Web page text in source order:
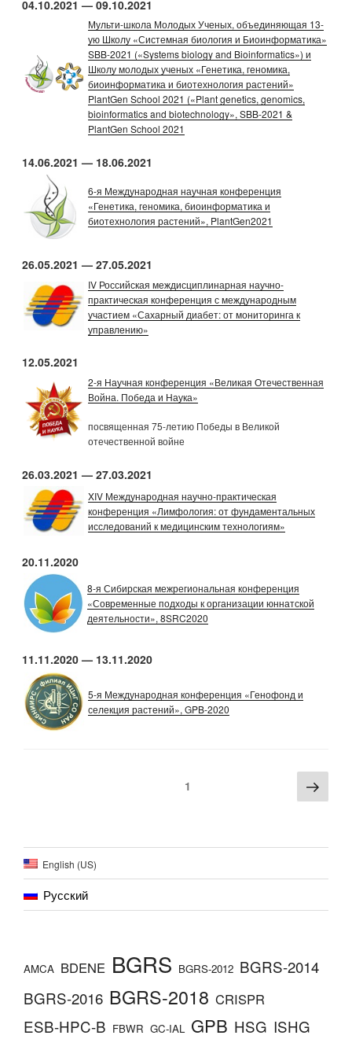
04.10.2021 — 09.10.2021
Мульти-школа Молодых Ученых, объединяющая 13-
ую Школу «Системная биология и Биоинформатика»
SBB-2021 («Systems biology and Bioinformatics») и
Школу молодых ученых «Генетика, геномика,
биоинформатика и биотехнология растений»
PlantGen School 2021 («Plant genetics, genomics,
bioinformatics and biotechnology», SBB-2021 &
PlantGen School 2021
14.06.2021 — 18.06.2021
6-я Международная научная конференция
«Генетика, геномика, биоинформатика и
биотехнология растений», PlantGen2021
26.05.2021 — 27.05.2021
IV Российская междисциплинарная научно-
практическая конференция с международным
участием «Сахарный диабет: от мониторинга к
управлению»
12.05.2021
2-я Научная конференция «Великая Отечественная
Война. Победа и Наука»
посвященная 75-летию Победы в Великой
отечественной войне
26.03.2021 — 27.03.2021
XIV Международная научно-практическая
конференция «Лимфология: от фундаментальных
исследований к медицинским технологиям»
20.11.2020
8-я Сибирская межрегиональная конференция
«Современные подходы к организации юннатской
деятельности», 8SRC2020
11.11.2020 — 13.11.2020
5-я Международная конференция «Генофонд и
селекция растений», GPB-2020
1
English (US)
Русский
AMCA BDENE BGRS BGRS-2012 BGRS-2014
BGRS-2016 BGRS-2018 CRISPR
ESB-HPC-B FBWR GC-IAL GPB HSG ISHG